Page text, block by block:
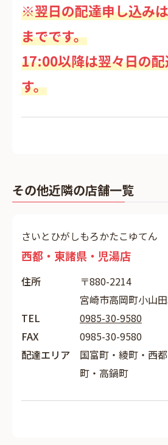
※翌日の配達申し込み
までです。
17:00以降は翌々日の
す。
その他近隣の店舗一覧
さいとひがしもろかたこゆてん
西都・東諸県・児湯店
住所
〒880-2214
宮崎市高岡町小山
TEL
0985-30-9580
FAX
0985-30-9580
配達エリア
国富町・綾町・西
町・高鍋町